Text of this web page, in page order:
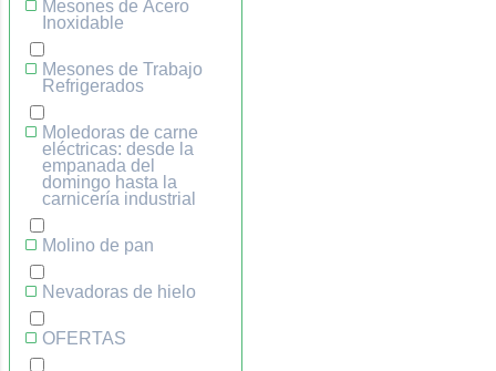
Mesones de Acero
Inoxidable
Mesones de Trabajo
Refrigerados
Moledoras de carne
eléctricas: desde la
empanada del
domingo hasta la
carnicería industrial
Molino de pan
Nevadoras de hielo
OFERTAS